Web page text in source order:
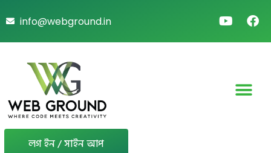
info@webground.in
লগ ইন / সাইন আপ